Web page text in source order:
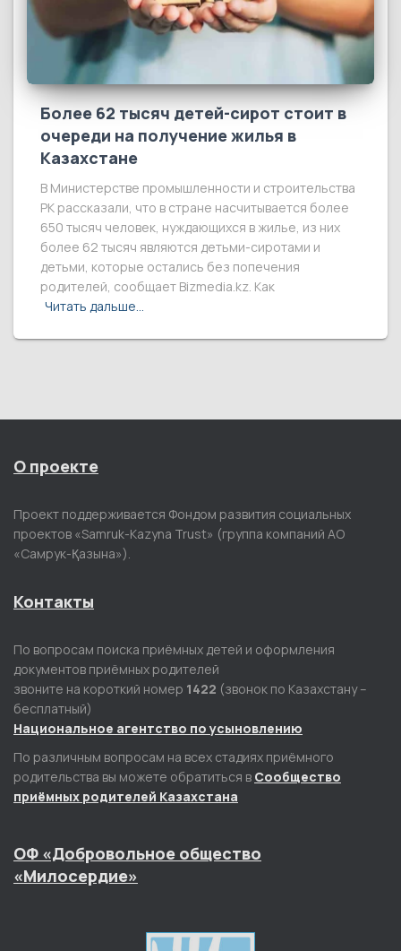
Более 62 тысяч детей-сирот стоит в
очереди на получение жилья в
Казахстане
В Министерстве промышленности и строительства
РК рассказали, что в стране насчитывается более
650 тысяч человек, нуждающихся в жилье, из них
более 62 тысяч являются детьми-сиротами и
детьми, которые остались без попечения
родителей, сообщает Bizmedia.kz. Как
Читать дальше…
О проекте
Проект поддерживается Фондом развития социальных
проектов «Samruk-Kazyna Trust» (группа компаний АО
«Самрук-Қазына»).
Контакты
По вопросам поиска приёмных детей и оформления
документов приёмных родителей
звоните на короткий номер 1422 (звонок по Казахстану –
бесплатный)
Национальное агентство по усыновлению
По различным вопросам на всех стадиях приёмного
родительства вы можете обратиться в Сообщество
приёмных родителей Казахстана
ОФ «Добровольное общество
«Милосердие»